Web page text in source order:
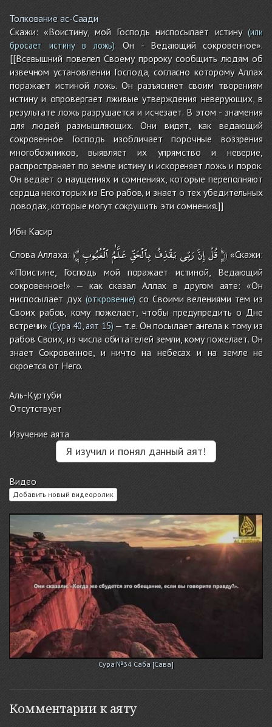
Толкование ас-Саади
Скажи: «Воистину, мой Господь ниспосылает истину(или
бросает истину в ложь). Он - Ведающий сокровенное».
[[Всевышний повелел Своему пророку сообщить людям об
извечном установлении Господа, согласно которому Аллах
поражает истиной ложь. Он разъясняет своим творениям
истину и опровергает лживые утверждения неверующих, в
результате ложь разрушается и исчезает. В этом - знамения
для людей размышляющих. Они видят, как ведающий
сокровенное Господь изобличает порочные воззрения
многобожников, выявляет их упрямство и неверие,
распространяет по земле истину и искореняет ложь и порок.
Он ведает о наущениях и сомнениях, которые переполняют
сердца некоторых из Его рабов, и знает о тех убедительных
доводах, которые могут сокрушить эти сомнения.]]
Ибн Касир
Слова Аллаха: ﴾ قُلْإِنَّرَبِّىيَقْذِفُبِٱلْحَقِّعَلَّٰمُٱلْغُيُوبِ ﴿«Скажи:
«Поистине, Господь мой поражает истиной, Ведающий
сокровенное!» — как сказал Аллах в другом аяте: «Он
ниспосылает дух(откровение) со Своими велениями тем из
Своих рабов, кому пожелает, чтобы предупредить о Дне
встречи» (Сура 40, аят 15)— т.е. Он посылает ангела к тому из
рабов Своих, из числа обитателей земли, кому пожелает. Он
знает Сокровенное, и ничто на небесах и на земле не
скроется от Него.
Аль-Куртуби
Отсутствует
Изучение аята
Я изучил и понял данный аят!
Видео
Добавить новый видеоролик
Сура №34 Саба [Сава]
Комментарии к аяту